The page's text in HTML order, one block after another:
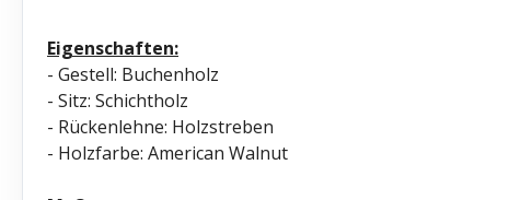
Eigenschaften:
- Gestell: Buchenholz
- Sitz: Schichtholz
- Rückenlehne: Holzstreben
- Holzfarbe: American Walnut